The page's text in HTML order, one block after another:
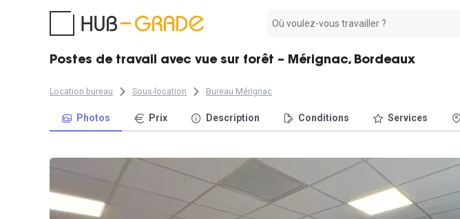
résultat
Postes de travail avec vue sur forêt – Mérignac, Bordeaux
Location bureau Sous-location Bureau Mérignac
Photos Prix Description Conditions Services